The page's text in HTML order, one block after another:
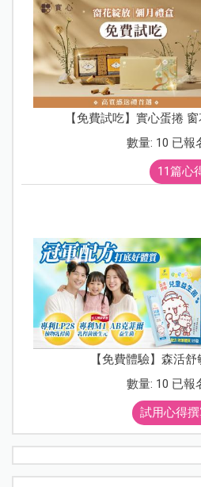
【免費試吃】實心蛋捲
數量: 10 已報
11篇心
【免費體驗】森活
數量: 10 已報
試用心得撰